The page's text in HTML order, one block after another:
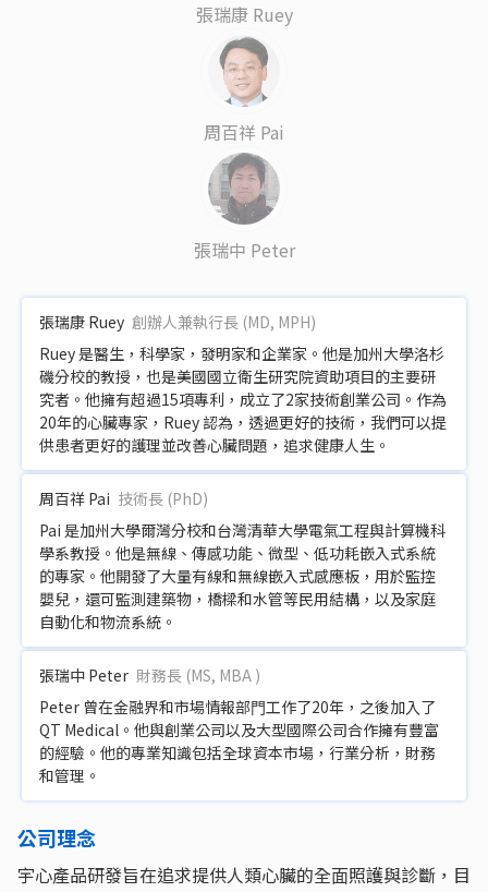
張瑞康 Ruey
周百祥 Pai
張瑞中 Peter
張瑞康 Ruey 創辦人兼執行長 (MD, MPH)
Ruey 是醫生，科學家，發明家和企業家。他是加州⼤學洛杉
磯分校的教授，也是美國國⽴衛生研究院資助項目的主要研
究者。他擁有超過15項專利，成立了2家技術創業公司。作為
20年的心臟專家，Ruey 認為，透過更好的技術，我們可以提
供患者更好的護理並改善心臟問題，追求健康⼈生。
周百祥 Pai 技術長 (PhD)
Pai 是加州⼤學爾灣分校和台灣清華⼤學電氣⼯程與計算機科
學系教授。他是無線、傳感功能、微型、低功耗嵌入式系統
的專家。他開發了大量有線和無線嵌入式感應板，用於監控
嬰兒，還可監測建築物，橋樑和水管等民用結構，以及家庭
自動化和物流系統。
張瑞中 Peter 財務長 (MS, MBA )
Peter 曾在⾦融界和市場情報部⾨⼯作了20年，之後加⼊了
QT Medical。他與創業公司以及大型國際公司合作擁有豐富
的經驗。他的專業知識包括全球資本市場，行業分析，財務
和管理。
公司理念
宇⼼產品研發旨在追求提供⼈類心臟的全⾯照護與診斷，目